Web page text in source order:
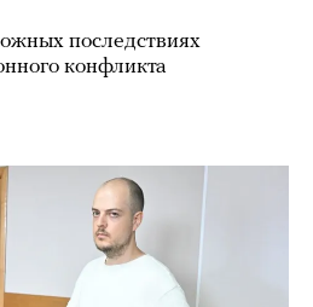
последствиях
конфликта